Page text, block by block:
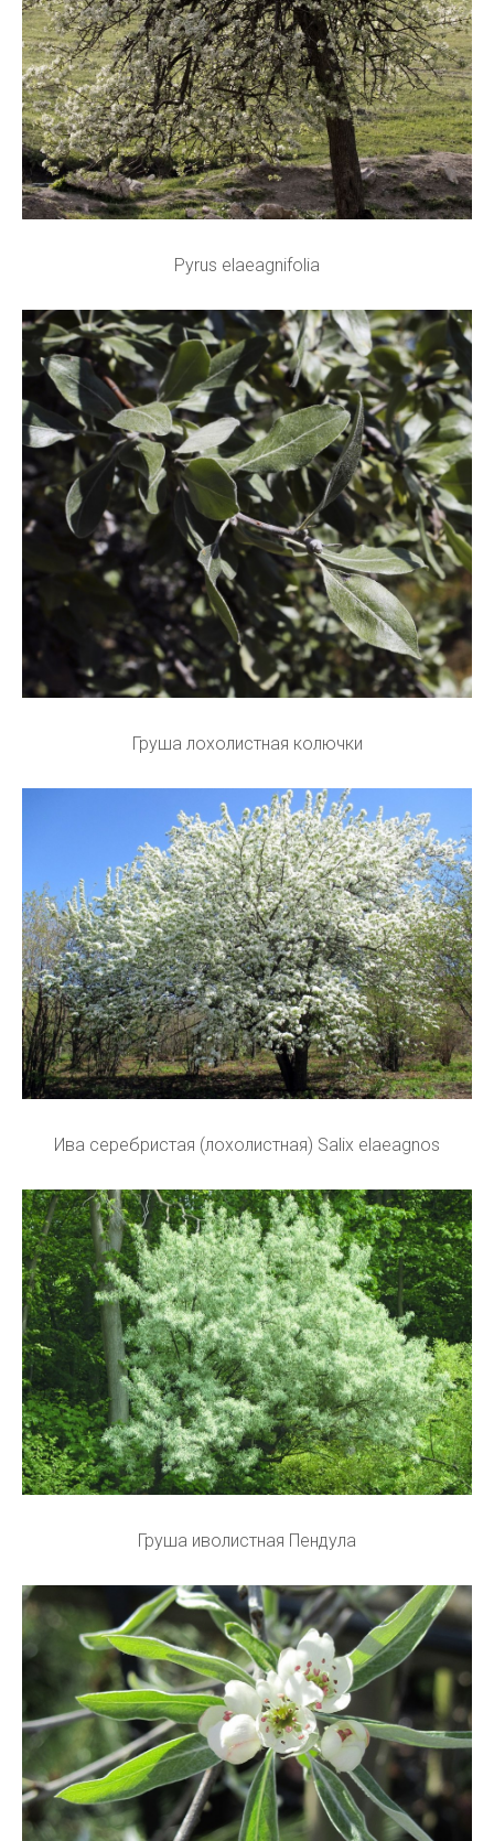
Pyrus elaeagnifolia
Груша лохолистная колючки
Ива серебристая (лохолистная) Salix elaeagnos
Груша иволистная Пендула